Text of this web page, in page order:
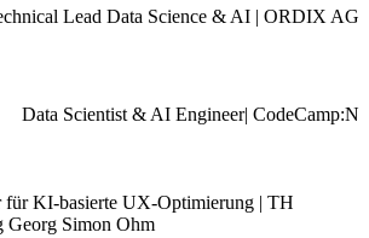
Lead Data Science & AI | ORDIX AG
Data Scientist & AI Engineer| CodeCamp:N
für KI-basierte UX-Optimierung | TH
Georg Simon Ohm